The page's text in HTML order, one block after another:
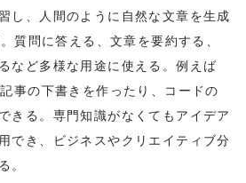
し、人間のように自然な文章を生成
質問に答える、文章を要約する、
など多様な用途に使える。例えば
事の下書きを作ったり、コードの
きる。専門知識がなくてもアイデア
でき、ビジネスやクリエイティブ分
。